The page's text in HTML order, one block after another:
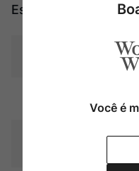
Especificações
Graduação Alcóoli
Você é